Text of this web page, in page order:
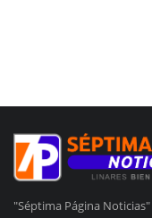
"Séptima Página